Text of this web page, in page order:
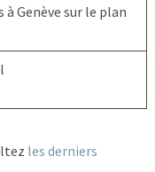
Genève sur le plan
les derniers